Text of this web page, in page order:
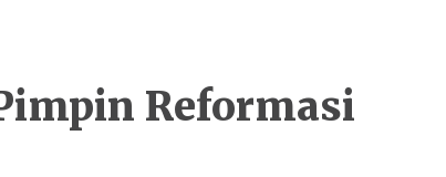
Reformasi